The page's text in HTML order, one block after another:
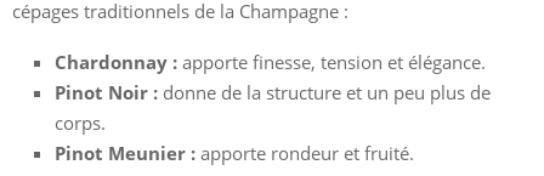
cépages traditionnels de la Champagne :
Chardonnay : apporte finesse, tension et élégance.
Pinot Noir : donne de la structure et un peu plus de
corps.
Pinot Meunier : apporte rondeur et fruité.